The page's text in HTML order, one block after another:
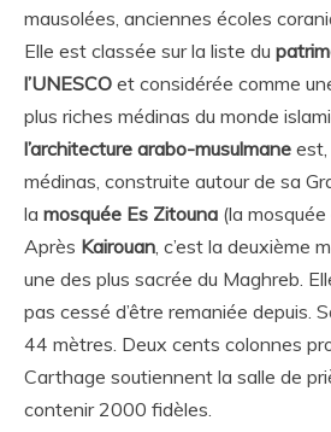
mausolées, anciennes écoles
Elle est classée sur la liste du
l’UNESCO et considérée comme
plus riches médinas du monde
l’architecture arabo-musulmane
médinas, construite autour de sa
la mosquée Es Zitouna (la mosquée
Après Kairouan, c’est la deuxième
une des plus sacrée du Maghreb.
pas cessé d’être remaniée depuis.
44 mètres. Deux cents colonnes
Carthage soutiennent la salle de
contenir 2000 fidèles.